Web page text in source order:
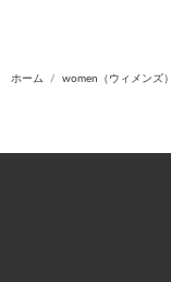
ホーム women（ウィメンズ）